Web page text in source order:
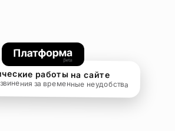
работы на сайте
за временные неудобства